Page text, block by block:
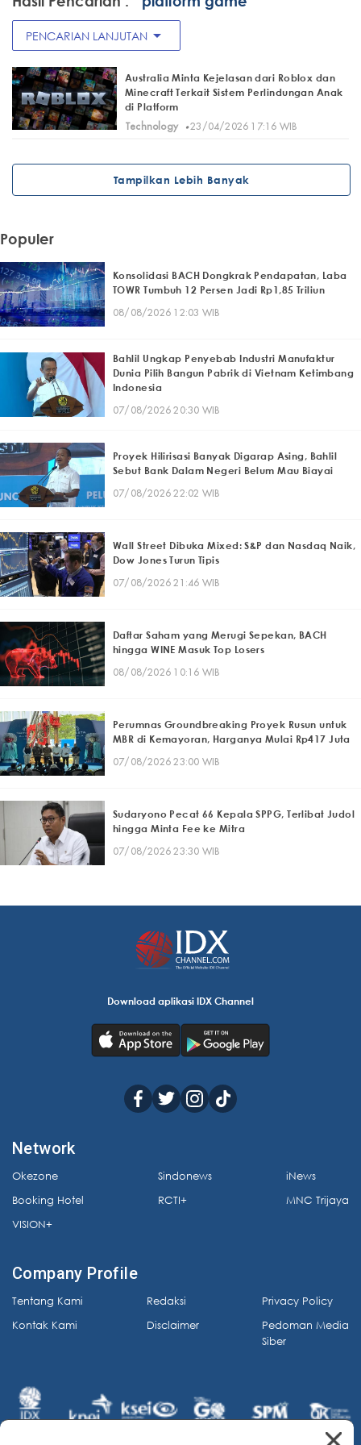
PENCARIAN LANJUTAN arrow_drop_down
Australia Minta Kejelasan dari Roblox dan
Minecraft Terkait Sistem Perlindungan Anak
di Platform
Technology
· 23/04/2026 17:16 WIB
Tampilkan Lebih Banyak
Populer
Konsolidasi BACH Dongkrak Pendapatan, Laba
TOWR Tumbuh 12 Persen Jadi Rp1,85 Triliun
08/08/2026 12:03 WIB
Bahlil Ungkap Penyebab Industri Manufaktur
Dunia Pilih Bangun Pabrik di Vietnam Ketimbang
Indonesia
07/08/2026 20:30 WIB
Proyek Hilirisasi Banyak Digarap Asing, Bahlil
Sebut Bank Dalam Negeri Belum Mau Biayai
07/08/2026 22:02 WIB
Wall Street Dibuka Mixed: S&P dan Nasdaq Naik,
Dow Jones Turun Tipis
07/08/2026 21:46 WIB
Daftar Saham yang Merugi Sepekan, BACH
hingga WINE Masuk Top Losers
08/08/2026 10:16 WIB
Perumnas Groundbreaking Proyek Rusun untuk
MBR di Kemayoran, Harganya Mulai Rp417 Juta
07/08/2026 23:00 WIB
Sudaryono Pecat 66 Kepala SPPG, Terlibat Judol
hingga Minta Fee ke Mitra
07/08/2026 23:30 WIB
Download aplikasi IDX Channel
Network
Okezone
Booking Hotel
VISION+
Sindonews
RCTI+
iNews
MNC Trijaya
Company Profile
Tentang Kami
Kontak Kami
Redaksi
Disclaimer
Privacy Policy
Pedoman Media
Siber